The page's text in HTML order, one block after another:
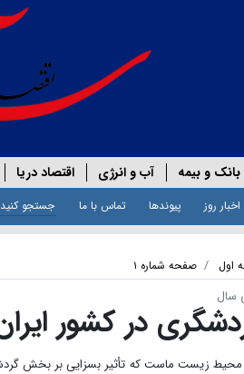
بانک و بیمه آب و انرژی اقتصاد دریا
اخبار روز پیوندها تماس با ما
اول صفحه شماره ۱
سال
در كشور
زیست ماست که تأثیر بسزایی بر بخش